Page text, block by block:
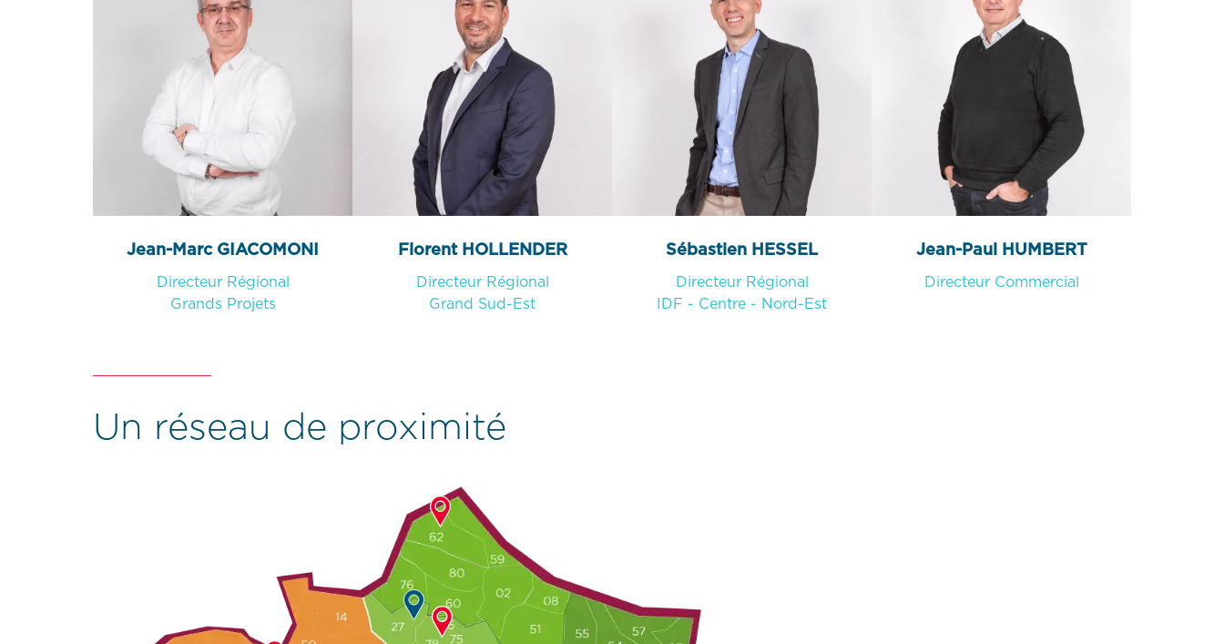
Jean-Marc GIACOMONI
Directeur Régional
Grands Projets
Florent HOLLENDER
Directeur Régional
Grand Sud-Est
Sébastien HESSEL
Directeur Régional
IDF - Centre - Nord-Est
Jean-Paul HUMBERT
Directeur Commercial
Un réseau de proximité